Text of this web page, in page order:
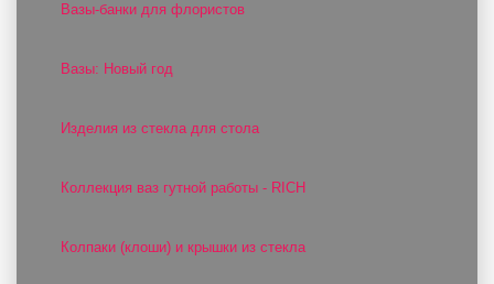
Вазы-банки для флористов
Вазы: Новый год
Изделия из стекла для стола
Коллекция ваз гутной работы - RICH
Колпаки (клоши) и крышки из стекла